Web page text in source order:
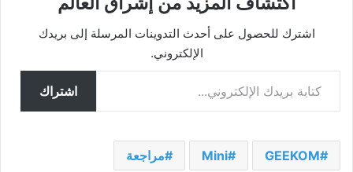
اشترك للحصول على أحدث التدوينات المرسلة إلى بريدك
الإلكتروني.
كتابة بريدك الإلكتروني...
اشتراك
GEEKOM
Mini مراجعة